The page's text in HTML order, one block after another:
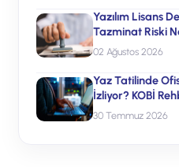
Yazılım Lisans
Tazminat Riski
02 Ağustos 2026
Yaz Tatilinde
İzliyor? KOBİ
30 Temmuz 2026